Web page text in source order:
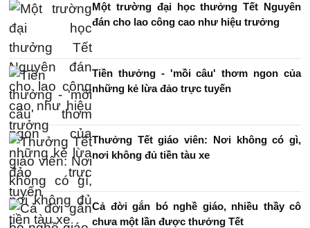
Một trường đại học thưởng Tết Nguyên
đán cho lao công cao như hiệu trưởng
Tiền thưởng - 'mồi câu' thơm ngon của
những kẻ lừa đảo trực tuyến
Thưởng Tết giáo viên: Nơi không có gì,
nơi không đủ tiền tàu xe
Cả đời gắn bó nghề giáo, nhiều thầy cô
chưa một lần được thưởng Tết